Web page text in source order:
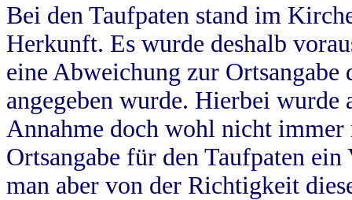
Bei den Taufpaten stand im
Herkunft. Es wurde deshalb
eine Abweichung zur
angegeben wurde. Hierbei wurde
Annahme doch wohl nicht
Ortsangabe für den Taufpaten
man aber von der Richtigkeit